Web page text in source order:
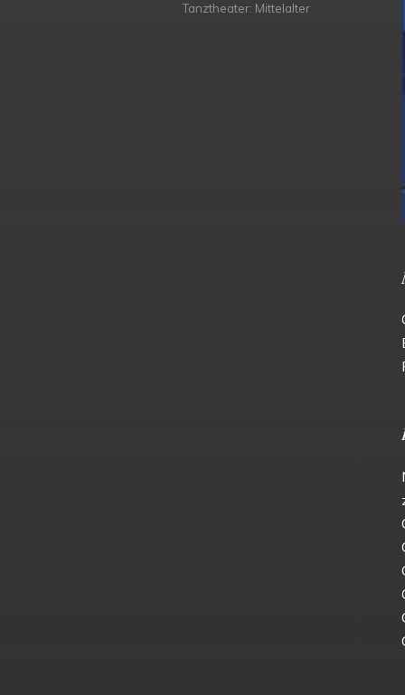
Tanztheater: Mittelalter